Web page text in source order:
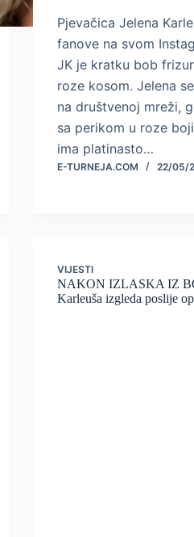
Pjevačica Jelena
fanove na svom
JK je kratku bob
roze kosom. Jelena
na društvenoj mreži,
sa perikom u roze
ima platinasto…
E-TURNEJA.COM 22/05/
VIJESTI
NAKON IZLASKA IZ
Karleuša izgleda poslije